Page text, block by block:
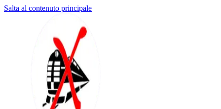
Salta al contenuto principale